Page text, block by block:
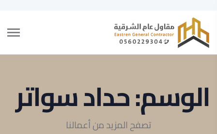
الوسم:حداد سواتر
تصفح المزيد من أعمالنا